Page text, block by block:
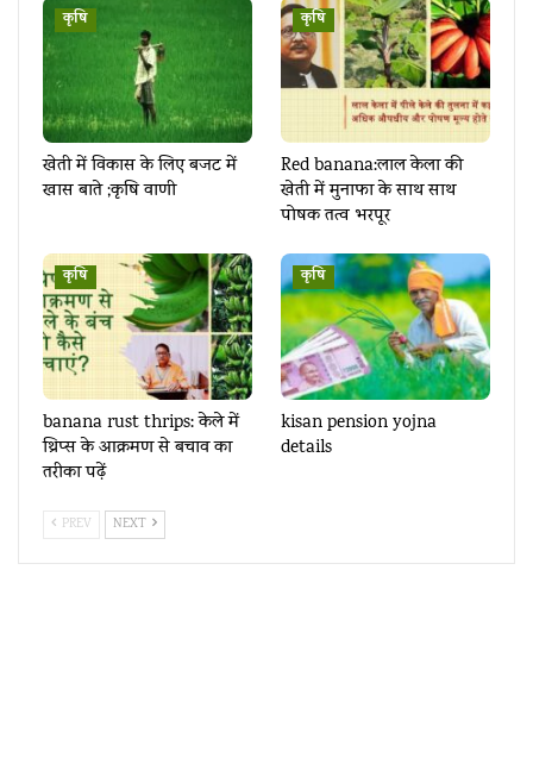
कृषि
खेती में विकास के लिए बजट में
खास बाते ;कृषि वाणी
कृषि
Red banana:लाल केला की
खेती में मुनाफा के साथ साथ
पोषक तत्व भरपूर
कृषि
banana rust thrips: केले में
थ्रिप्स के आक्रमण से बचाव का
तरीका पढ़ें
कृषि
kisan pension yojna
details
PREV NEXT